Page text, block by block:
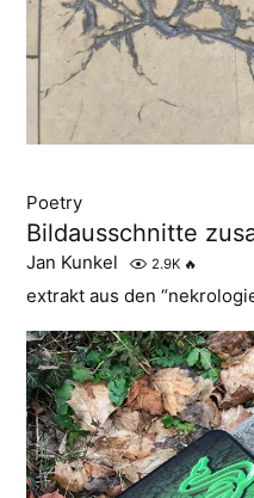
Poetry
Bildausschnitte
Jan Kunkel 2.9K 🔥
extrakt aus den